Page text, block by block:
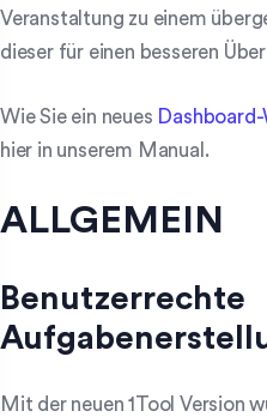
Veranstaltung zu einem
dieser für einen besseren
Wie Sie ein neues
hier in unserem Manual.
ALLGEMEIN
Benutzerrechte
Mit der neuen 1Tool Version